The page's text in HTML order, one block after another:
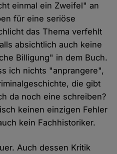
einmal ein Zweifel" an
für eine seriöse
das Thema verfehlt
absichtlich auch keine
Billigung" in dem Buch.
ich nichts "anprangere",
die gibt
da noch eine schreiben?
keinen einzigen Fehler
kein Fachhistoriker.
Auch dessen Kritik